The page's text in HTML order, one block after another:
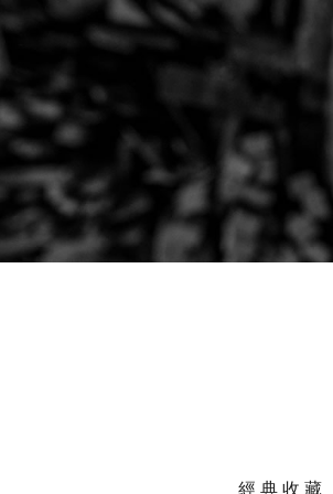
經典收藏